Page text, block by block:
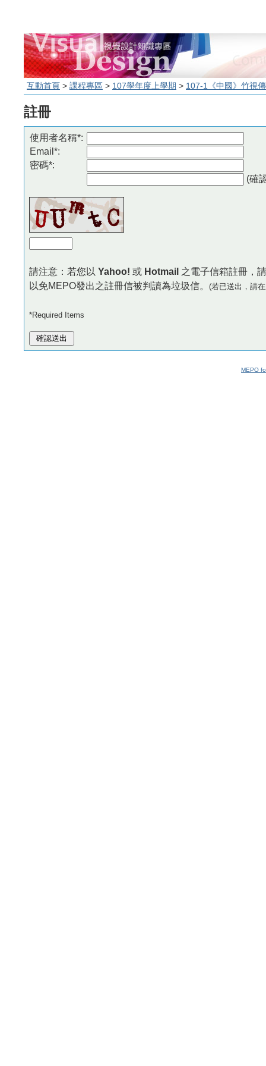
互動首頁 > 課程專區 > 107學年度上學期 > 107-1《中國》竹視
註冊
使用者名稱*:
Email*:
密碼*:
(確
請注意：若您以 Yahoo! 或 Hotmail 之電子信箱註冊，
以免MEPO發出之註冊信被判讀為垃圾信。 (若已送出，請
*Required Items
MEPO